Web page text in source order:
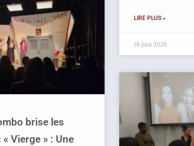
LIRE PLUS »
18 juin 2026
brise les
Vierge » : Une